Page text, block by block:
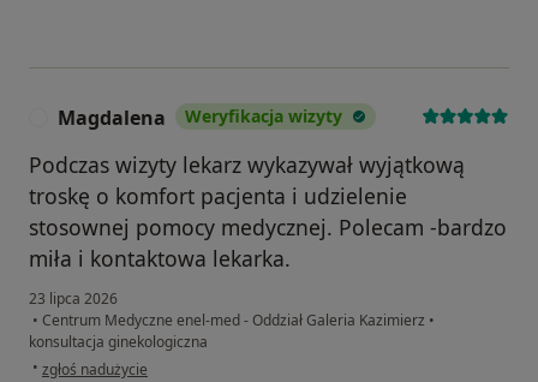
Magdalena Weryfikacja wizyty
Podczas wizyty lekarz wykazywał wyjątkową
troskę o komfort pacjenta i udzielenie
stosownej pomocy medycznej. Polecam -bardzo
miła i kontaktowa lekarka.
23 lipca 2026
• Centrum Medyczne enel-med - Oddział Galeria Kazimierz •
konsultacja ginekologiczna
• w opinii użytkownika Magdalena
zgłoś nadużycie